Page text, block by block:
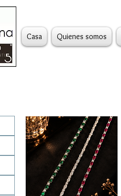
Casa Quienes somos